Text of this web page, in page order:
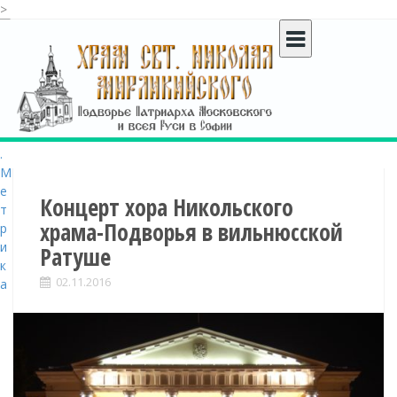
>
c
o
n
t
e
n
t
Концерт хора Никольского
храма-Подворья в вильнюсской
Ратуше
02.11.2016